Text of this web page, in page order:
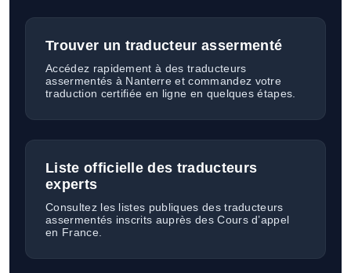
Trouver un traducteur assermenté
Accédez rapidement à des traducteurs
assermentés à Nanterre et commandez votre
traduction certifiée en ligne en quelques étapes.
Liste officielle des traducteurs
experts
Consultez les listes publiques des traducteurs
assermentés inscrits auprès des Cours d’appel
en France.